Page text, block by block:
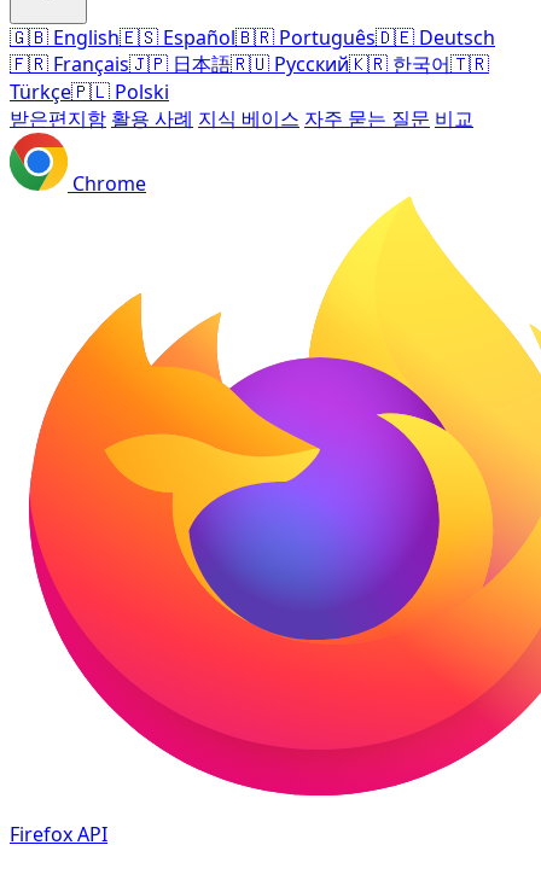
🇬🇧 English🇪🇸 Español🇧🇷 Português🇩🇪 Deutsch
🇫🇷 Français🇯🇵 日本語🇷🇺 Русский🇰🇷 한국어🇹🇷
Türkçe🇵🇱 Polski
받은편지함 활용 사례 지식 베이스 자주 묻는 질문 비교
Chrome
FirefoxAPI